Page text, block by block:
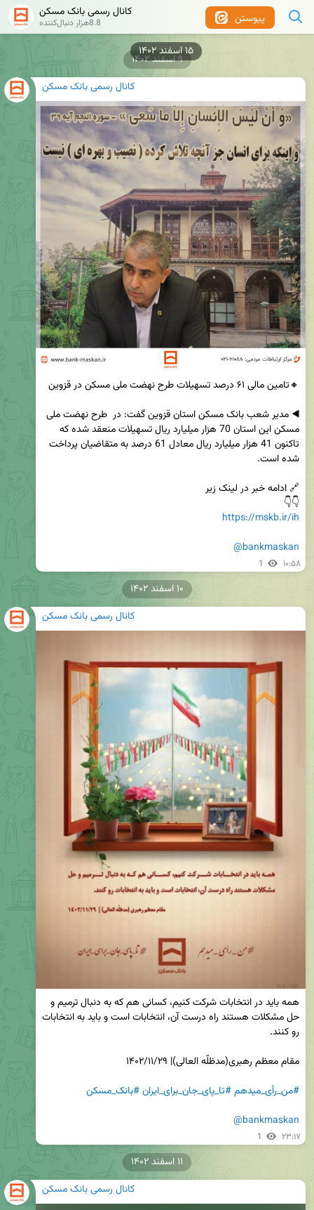
پیوستن کانال رسمی بانک مسکن
8.8هزار دنبال‌کننده
کانال رسمی بانک مسکن
👇👇
https://mskb.ir/ih
@bankmaskan
1 ۱۰:۵۸
۹ اسفند ۱۴۰۲
کانال رسمی بانک مسکن
#من_رأی_میدهم#تا_پای_جان_برای_ایران#بانک_مسکن
@bankmaskan
1 ۲۳:۱۷
۱۰ اسفند ۱۴۰۲
کانال رسمی بانک مسکن
۱۱ اسفند ۱۴۰۲